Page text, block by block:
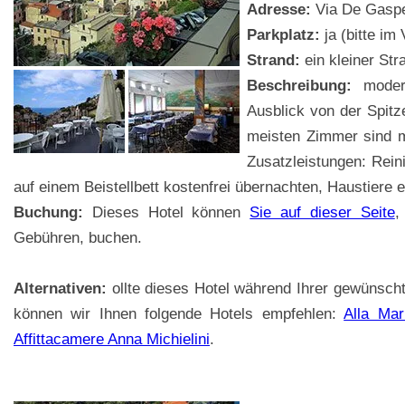
Adresse: Via De
Parkplatz: ja (bitte im
Strand: ein kleiner
Beschreibung:
Ausblick von der
meisten Zimmer sind
Zusatzleistungen:
auf einem Beistellbett kostenfrei übernachten, Haustiere
Buchung:
Dieses Hotel können Sie auf dieser Seite,
Gebühren, buchen.
Alternativen: ollte dieses Hotel während Ihrer
können wir Ihnen folgende Hotels empfehlen:Alla
Affittacamere Anna Michielini.